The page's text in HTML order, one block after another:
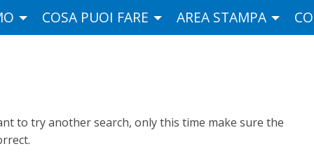
COSA PUOI FARE AREA STAMPA
to try another search, only this time make sure the